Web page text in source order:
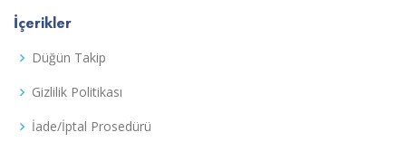
İçerikler
Düğün Takip
Gizlilik Politikası
İade/İptal Prosedürü